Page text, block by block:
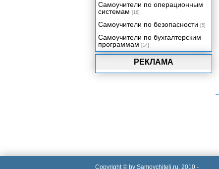
РЕКЛАМА
Самоучители по операционным
системам [16]
Самоучители по безопасности [5]
Самоучители по бухгалтерским
программам [14]
Copyright © by Samoychiteli.ru, 2010 -